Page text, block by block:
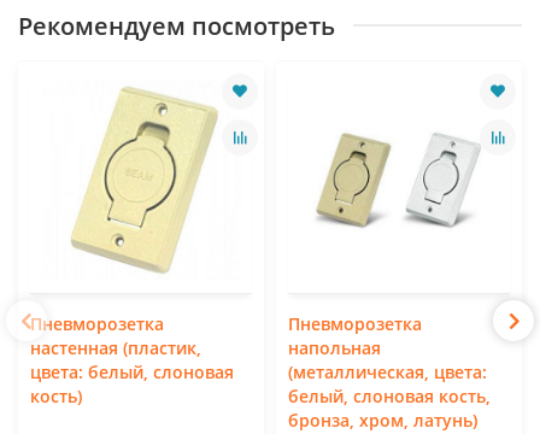
Рекомендуем посмотреть
Пневморозетка
настенная (пластик,
цвета: белый, слоновая
кость)
Пневморозетка
напольная
(металлическая, цвета:
белый, слоновая кость,
бронза, хром, латунь)